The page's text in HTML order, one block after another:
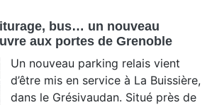
bus… un nouveau
aux portes de Grenoble
Un nouveau parking relais vient
d’être mis en service à La Buissière,
dans le Grésivaudan. Situé près de